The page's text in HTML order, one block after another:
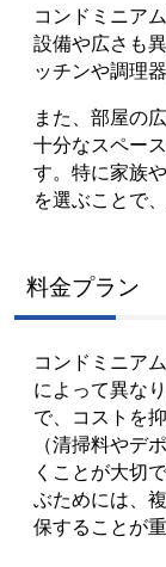
コンドミニア
設備や広さも
ッチンや調理
また、部屋の
十分なスペー
す。特に家族
を選ぶことで
料金プラン
コンドミニア
によって異な
で、コストを
（清掃料やデ
くことが大切
ぶためには、
保することが重